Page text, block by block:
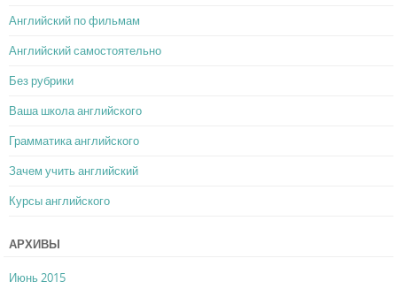
Английский по фильмам
Английский самостоятельно
Без рубрики
Ваша школа английского
Грамматика английского
Зачем учить английский
Курсы английского
АРХИВЫ
Июнь 2015